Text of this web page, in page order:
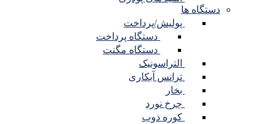
دستگاه ها
پولیش/پرداخت
دستگاه پرداخت
دستگاه مگنت
التراسونیک
ترانس آبکاری
بخار
چرخ نورد
کوره ذوب